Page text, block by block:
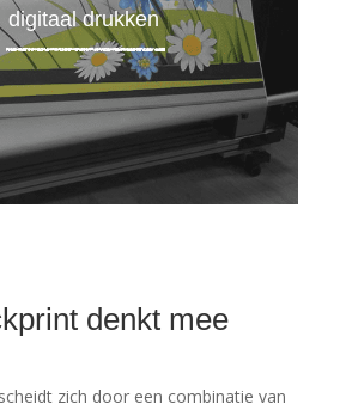
digitaal drukken
denkt mee
zich door een combinatie van